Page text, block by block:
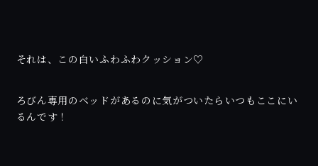
それは、この白いふわふわクッション♡
ろびん専用のベッドがあるのに気がついたらいつもここにい
るんです！